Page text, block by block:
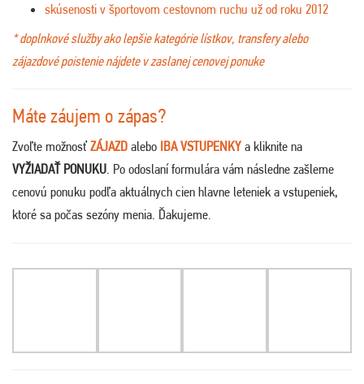
skúsenosti v športovom cestovnom ruchu už od roku 2012
* doplnkové služby ako lepšie kategórie lístkov, transfery alebo
zájazdové poistenie nájdete v zaslanej cenovej ponuke
Máte záujem o zápas?
Zvoľte možnosťZÁJAZD alebo IBA VSTUPENKY a kliknite na
VYŽIADAŤ PONUKU. Po odoslaní formulára vám následne zašleme
cenovú ponuku podľa aktuálnych cien hlavne leteniek a vstupeniek,
ktoré sa počas sezóny menia. Ďakujeme.